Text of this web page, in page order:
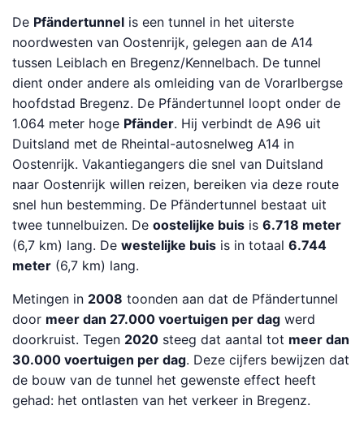
De Pfändertunnel is een tunnel in het uiterste
noordwesten van Oostenrijk, gelegen aan de A14
tussen Leiblach en Bregenz/Kennelbach. De tunnel
dient onder andere als omleiding van de Vorarlbergse
hoofdstad Bregenz. De Pfändertunnel loopt onder de
1.064 meter hoge Pfänder. Hij verbindt de A96 uit
Duitsland met de Rheintal-autosnelweg A14 in
Oostenrijk. Vakantiegangers die snel van Duitsland
naar Oostenrijk willen reizen, bereiken via deze route
snel hun bestemming. De Pfändertunnel bestaat uit
twee tunnelbuizen. De oostelijke buis is 6.718 meter
(6,7 km) lang. De westelijke buis is in totaal 6.744
meter (6,7 km) lang.
Metingen in 2008 toonden aan dat de Pfändertunnel
door meer dan 27.000 voertuigen per dag werd
doorkruist. Tegen 2020 steeg dat aantal tot meer dan
30.000 voertuigen per dag. Deze cijfers bewijzen dat
de bouw van de tunnel het gewenste effect heeft
gehad: het ontlasten van het verkeer in Bregenz.